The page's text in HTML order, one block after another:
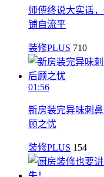
师傅终说大实话
铺自流平
装修PLUS 710
01:56
新房装完异味刺
顾之忧
装修PLUS 154